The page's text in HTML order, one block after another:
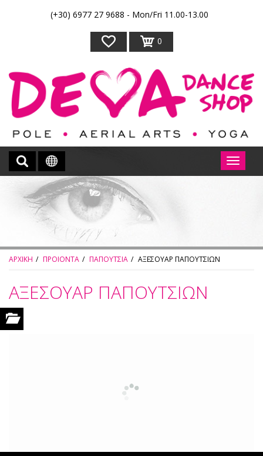
(+30) 6977 27 9688 - Mon/Fri 11.00-13.00
0
ΑΡΧΙΚΗ ΠΡΟΙΟΝΤΑ ΠΑΠΟΥΤΣΙΑ AΞΕΣΟΥΑΡ ΠΑΠΟΥΤΣΙΩΝ
AΞΕΣΟΥΑΡ ΠΑΠΟΥΤΣΙΩΝ